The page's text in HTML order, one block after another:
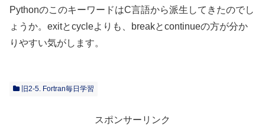
PythonのこのキーワードはC言語から派生してきたのでし
ょうか。exitとcycleよりも、breakとcontinueの方が分か
りやすい気がします。
旧2-5. Fortran毎日学習
スポンサーリンク